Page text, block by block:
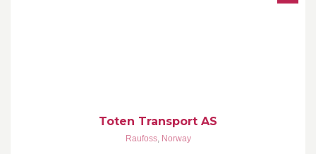
Toten Transport AS
Raufoss, Norway